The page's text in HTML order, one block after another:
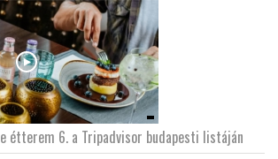
étterem 6. a Tripadvisor budapesti listáján